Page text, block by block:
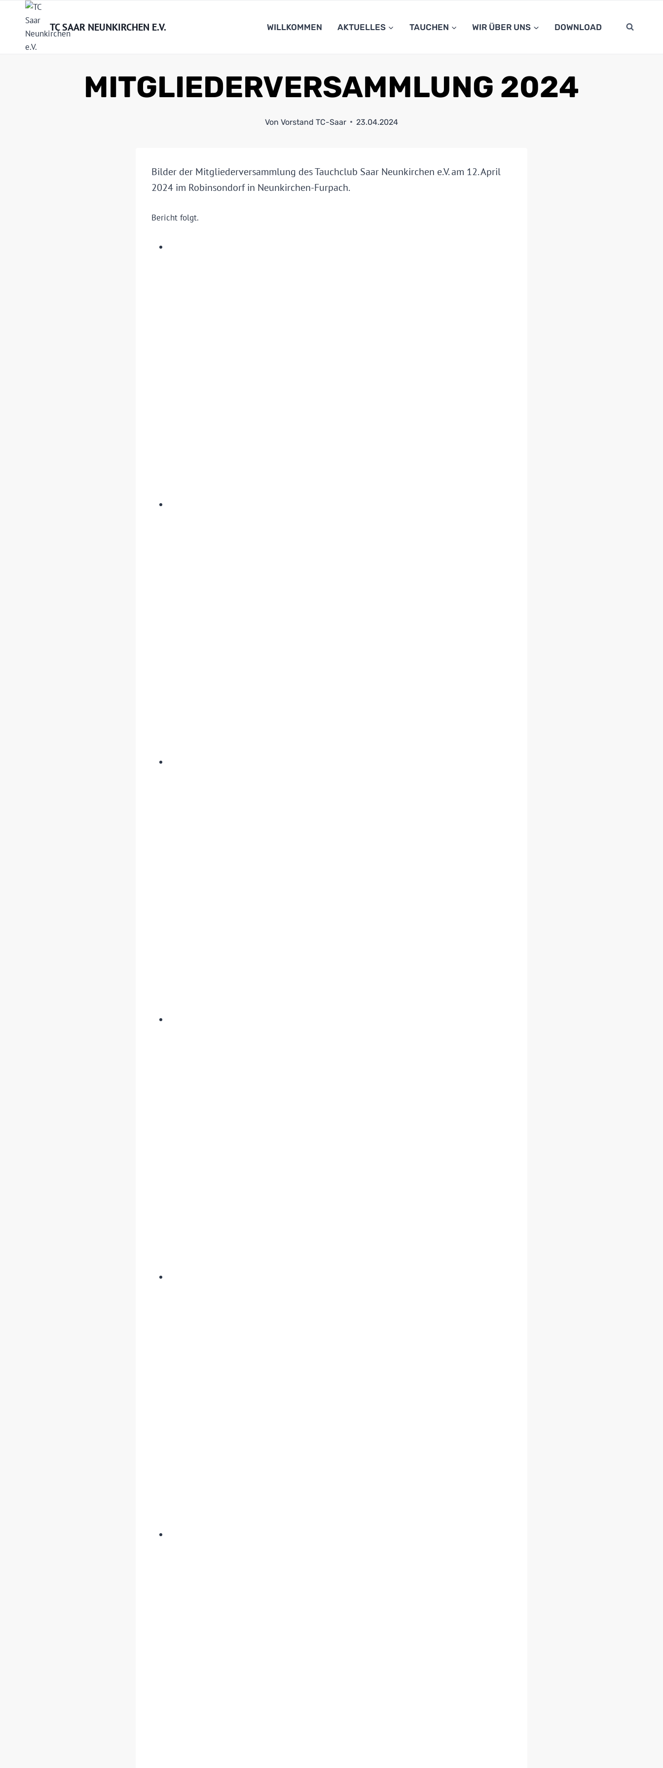
springen
TC SAAR NEUNKIRCHEN E.V. WILLKOMMEN AKTUELLES TAUCHEN WIR ÜBER UNS DOWNLOAD
MITGLIEDERVERSAMMLUNG 2024
Von Vorstand TC-Saar 23.04.2024
Bilder der Mitgliederversammlung des Tauchclub Saar Neunkirchen e.V. am 12. April
2024 im Robinsondorf in Neunkirchen-Furpach.
Bericht folgt.